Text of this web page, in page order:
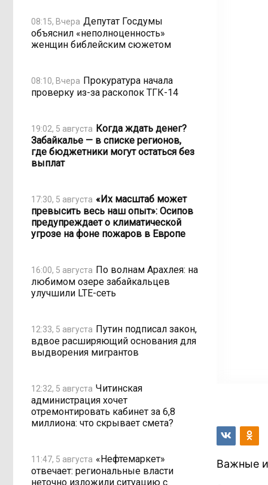
08:15, Вчера Депутат Госдумы
объяснил «неполноценность»
женщин библейским сюжетом
08:10, Вчера Прокуратура начала
проверку из-за раскопок ТГК-14
19:02, 5 августа Когда ждать денег?
Забайкалье — в списке регионов,
где бюджетники могут остаться без
выплат
17:30, 5 августа «Их масштаб может
превысить весь наш опыт»: Осипов
предупреждает о климатической
угрозе на фоне пожаров в Европе
16:00, 5 августа По волнам Арахлея: на
любимом озере забайкальцев
улучшили LTE-сеть
12:33, 5 августа Путин подписал закон,
вдвое расширяющий основания для
выдворения мигрантов
12:32, 5 августа Читинская
администрация хочет
отремонтировать кабинет за 6,8
миллиона: что скрывает смета?
11:47, 5 августа «Нефтемаркет»
отвечает: региональные власти
неточно изложили ситуацию с
Важные